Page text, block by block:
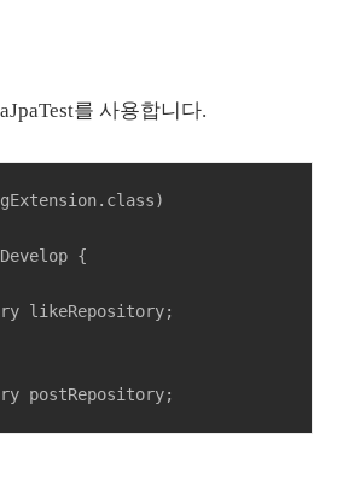
를 사용합니다.
{
likeRepository;
postRepository;